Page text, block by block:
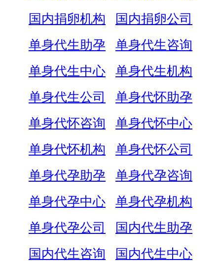
国内捐卵机构
国内捐卵公司
单身代生助孕
单身代生咨询
单身代生中心
单身代生机构
单身代生公司
单身代怀助孕
单身代怀咨询
单身代怀中心
单身代怀机构
单身代怀公司
单身代孕助孕
单身代孕咨询
单身代孕中心
单身代孕机构
单身代孕公司
国内代生助孕
国内代生咨询
国内代生中心